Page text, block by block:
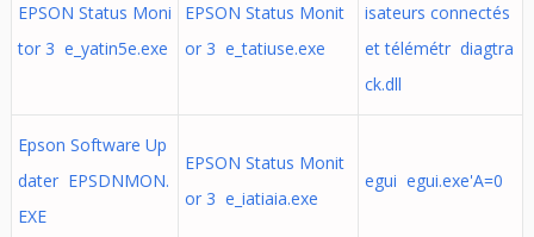
EPSON Status Moni
tor 3 e_yatin5e.exe
EPSON Status Monit
or 3 e_tatiuse.exe
isateurs connectés
et télémétr diagtra
ck.dll
Epson Software Up
dater EPSDNMON.
EXE
EPSON Status Monit
or 3 e_iatiaia.exe
egui egui.exe'A=0